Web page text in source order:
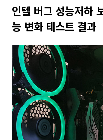
인텔 버그 성능저하
능 변화 테스트 결과